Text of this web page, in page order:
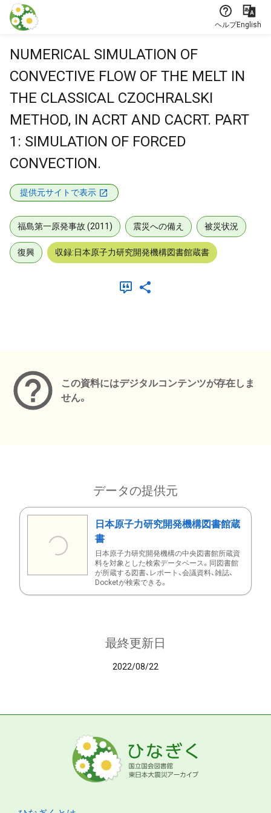
本文に飛ぶ
ヘルプEnglish
NUMERICAL SIMULATION OF
CONVECTIVE FLOW OF THE MELT IN
THE CLASSICAL CZOCHRALSKI
METHOD, IN ACRT AND CACRT. PART
1: SIMULATION OF FORCED
CONVECTION.
提供元サイトで表示
福島第一原発事故 (2011) 震災への備え 被災状況
復興 収録:日本原子力研究開発機構図書館蔵書
この資料にはデジタルコンテンツが存在しま
せん。
データの提供元
日本原子力研究開発機構図書館蔵
書
日本原子力研究開発機構の中央図書館所蔵資
料を対象とした検索データベース。同図書館
が所蔵する図書、レポート、会議資料、雑誌、
Docketが検索できる。
最終更新日
2022/08/22